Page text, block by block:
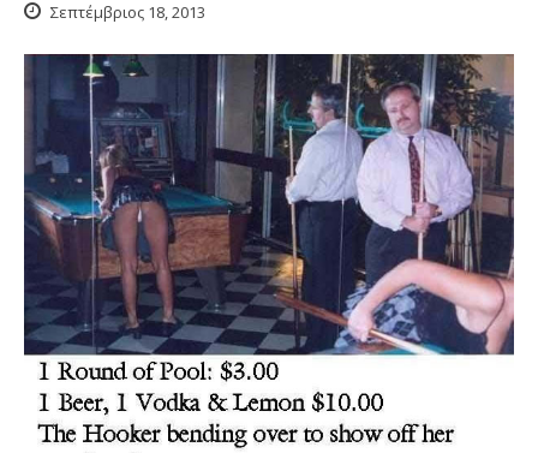
Σεπτέμβριος 18, 2013